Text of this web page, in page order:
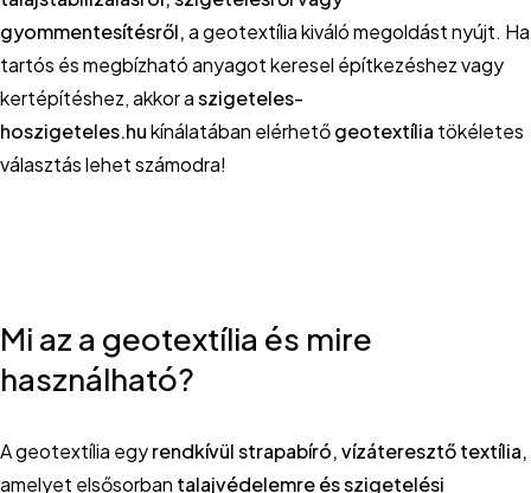
gyommentesítésről,a geotextília kiváló megoldást nyújt. Ha
tartós és megbízható anyagot keresel építkezéshez vagy
kertépítéshez, akkor aszigeteles-
hoszigeteles.hukínálatában elérhetőgeotextília tökéletes
választás lehet számodra!
Mi az a geotextília és mire
használható?
A geotextília egyrendkívül strapabíró, vízáteresztő textília,
amelyet elsősorban talajvédelemre és szigetelési